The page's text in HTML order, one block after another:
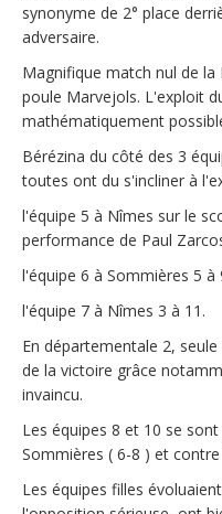
synonyme de 2° place
adversaire.
Magnifique match nul de
poule Marvejols. L'exploit
mathématiquement
Bérézina du côté des 3
toutes ont du s'incliner à
l'équipe 5 à Nîmes sur le
performance de Paul
l'équipe 6 à Sommières 5 à
l'équipe 7 à Nîmes 3 à 11.
En départementale 2,
de la victoire grâce
invaincu.
Les équipes 8 et 10 se
Sommières ( 6-8 ) et
Les équipes filles